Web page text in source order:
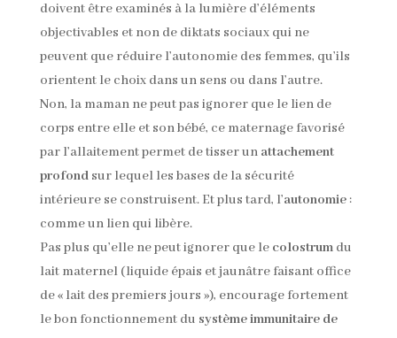
doivent être examinés à la lumière d’éléments
objectivables et non de diktats sociaux qui ne
peuvent que réduire l’autonomie des femmes, qu’ils
orientent le choix dans un sens ou dans l’autre.
Non, la maman ne peut pas ignorer que le lien de
corps entre elle et son bébé, ce maternage favorisé
par l’allaitement permet de tisser un attachement
profondsur lequel les bases de la sécurité
intérieure se construisent. Et plus tard, l’autonomie:
comme un lien qui libère.
Pas plus qu’elle ne peut ignorer que le colostrumdu
lait maternel (liquide épais et jaunâtre faisant office
de « lait des premiers jours »), encourage fortement
le bon fonctionnement du système immunitaire de